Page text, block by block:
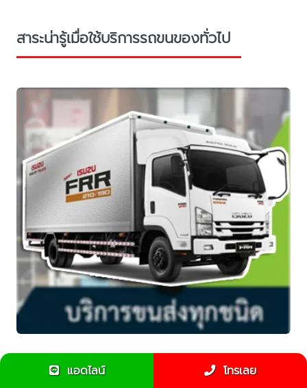
สาระน่ารู้เมื่อใช้บริการรถขนของทั่วไป
แอดไลน์ โทรเลย